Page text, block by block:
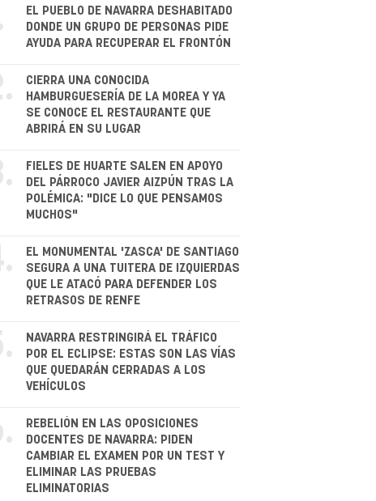
EL PUEBLO DE NAVARRA DESHABITADO
DONDE UN GRUPO DE PERSONAS PIDE
AYUDA PARA RECUPERAR EL FRONTÓN
CIERRA UNA CONOCIDA
HAMBURGUESERÍA DE LA MOREA Y YA
SE CONOCE EL RESTAURANTE QUE
ABRIRÁ EN SU LUGAR
FIELES DE HUARTE SALEN EN APOYO
DEL PÁRROCO JAVIER AIZPÚN TRAS LA
POLÉMICA: "DICE LO QUE PENSAMOS
MUCHOS"
EL MONUMENTAL 'ZASCA' DE SANTIAGO
SEGURA A UNA TUITERA DE IZQUIERDAS
QUE LE ATACÓ PARA DEFENDER LOS
RETRASOS DE RENFE
NAVARRA RESTRINGIRÁ EL TRÁFICO
POR EL ECLIPSE: ESTAS SON LAS VÍAS
QUE QUEDARÁN CERRADAS A LOS
VEHÍCULOS
REBELIÓN EN LAS OPOSICIONES
DOCENTES DE NAVARRA: PIDEN
CAMBIAR EL EXAMEN POR UN TEST Y
ELIMINAR LAS PRUEBAS
ELIMINATORIAS